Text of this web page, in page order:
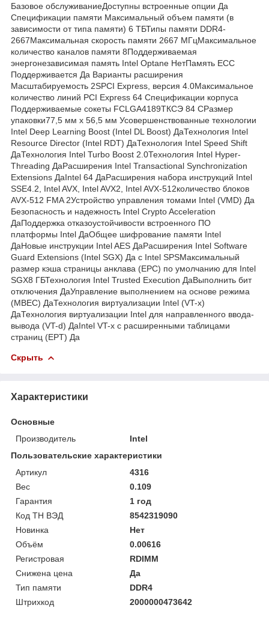
Базовое обслуживаниеДоступны встроенные опции Да
Спецификации памяти Максимальный объем памяти (в
зависимости от типа памяти) 6 ТБТипы памяти DDR4-
2667Максимальная скорость памяти 2667 МГцМаксимальное
количество каналов памяти 8Поддерживаемая
энергонезависимая память Intel Optane НетПамять ECC
Поддерживается Да Варианты расширения
Масштабируемость 2SPCI Express, версия 4.0Максимальное
количество линий PCI Express 64 Спецификации корпуса
Поддерживаемые сокеты FCLGA4189ТКСЭ 84 СРазмер
упаковки77,5 мм x 56,5 мм Усовершенствованные технологии
Intel Deep Learning Boost (Intel DL Boost) ДаТехнология Intel
Resource Director (Intel RDT) ДаТехнология Intel Speed Shift
ДаТехнология Intel Turbo Boost 2.0Технология Intel Hyper-
Threading ДаРасширения Intel Transactional Synchronization
Extensions ДаIntel 64 ДаРасширения набора инструкций Intel
SSE4.2, Intel AVX, Intel AVX2, Intel AVX-512количество блоков
AVX-512 FMA 2Устройство управления томами Intel (VMD) Да
Безопасность и надежность Intel Crypto Acceleration
ДаПоддержка отказоустойчивости встроенного ПО
платформы Intel ДаОбщее шифрование памяти Intel
ДаНовые инструкции Intel AES ДаРасширения Intel Software
Guard Extensions (Intel SGX) Да с Intel SPSМаксимальный
размер кэша страницы анклава (EPC) по умолчанию для Intel
SGX8 ГБТехнология Intel Trusted Execution ДаВыполнить бит
отключения ДаУправление выполнением на основе режима
(MBEC) ДаТехнология виртуализации Intel (VT-x)
ДаТехнология виртуализации Intel для направленного ввода-
вывода (VT-d) ДаIntel VT-x с расширенными таблицами
страниц (EPT) Да
Скрыть
Характеристики
Основные
Производитель
Intel
Пользовательские характеристики
Артикул
4316
Вес
0.109
Гарантия
1 год
Код ТН ВЭД
8542319090
Новинка
Нет
Объём
0.00616
Регистровая
RDIMM
Снижена цена
Да
Тип памяти
DDR4
Штрихкод
2000000473642